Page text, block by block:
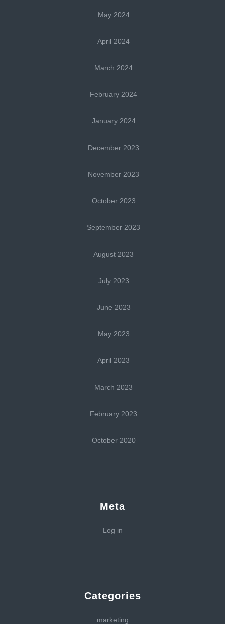
May 2024
April 2024
March 2024
February 2024
January 2024
December 2023
November 2023
October 2023
September 2023
August 2023
July 2023
June 2023
May 2023
April 2023
March 2023
February 2023
October 2020
Meta
Log in
Categories
marketing